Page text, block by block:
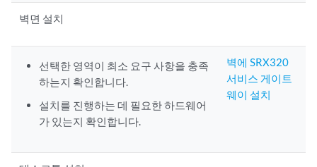
벽면 설치
선택한 영역이 최소 요구 사항을 충족
하는지 확인합니다.
설치를 진행하는 데 필요한 하드웨어
가 있는지 확인합니다.
벽에 SRX320
서비스 게이트
웨이 설치